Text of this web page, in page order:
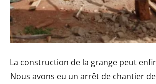
La construction de la grange peut
Nous avons eu un arrêt de chantier